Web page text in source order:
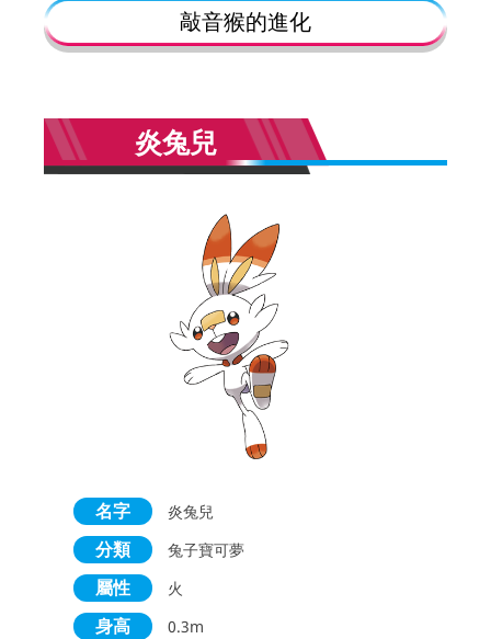
敲音猴的進化
炎兔兒
名字 炎兔兒
分類 兔子寶可夢
屬性 火
身高 0.3m